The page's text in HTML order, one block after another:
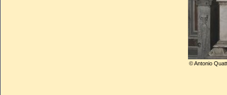
© Antonio